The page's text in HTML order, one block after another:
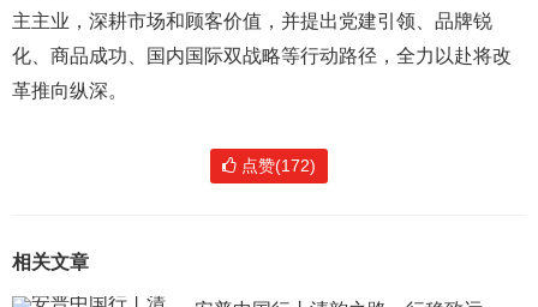
主主业，深耕市场和顾客价值，并提出党建引领、品牌锐
化、商品成功、国内国际双战略等行动路径，全力以赴将改
革推向纵深。
点赞(172)
相关文章